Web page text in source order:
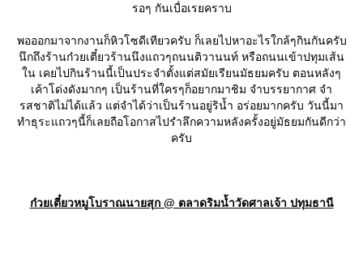
รอๆ กันเบื่อเรยคราบ
พอออกมาจากงานก็หิวโซดีเทียวครับ ก็เลยไปหาอะไรใกล้ๆกินกันครับ
นึกถึงร้านก๋วยเตี๋ยวร้านนึงแถวๆถนนติวานนท์ หรือถนนเข้าปทุมเส้น
น เคยไปกินร้านนี้เป็นประจำตั้งแต่สมัยเรียนมัธยมครับ ตอนหลังๆ
เค้าโด่งดังมากๆ เป็นร้านที่ใครๆก็อยากมาชิม จำบรรยากาศ จำ
รสชาติไม่ได้แล้ว แต่จำได้ว่าเป็นร้านอยู่ริน้ำ อร่อยมากครับ วันนี้มา
ทำธุระแถวๆนี้ก็เลยถือโอกาสไปรำลึกความหลังครั้งอยู่มัธยมกันดีกว่า
ครับ
ก๋วยเตี๋ยวหมูโบราณนายสุก @ ตลาดริมน้ำวัดศาลเจ้า ปทุมธานี